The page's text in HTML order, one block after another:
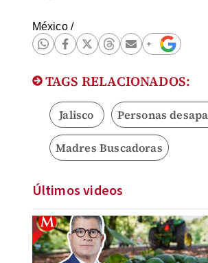
México/
TAGS RELACIONADOS:
Jalisco Personas
Madres Buscadoras
Últimos videos